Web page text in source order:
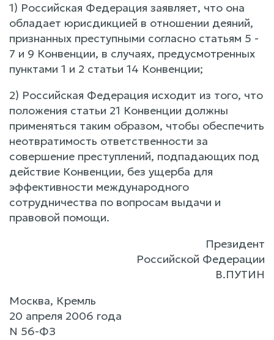
1) Российская Федерация заявляет, что она
обладает юрисдикцией в отношении деяний,
признанных преступными согласно статьям 5 -
7 и 9 Конвенции, в случаях, предусмотренных
пунктами 1 и 2 статьи 14 Конвенции;
2) Российская Федерация исходит из того, что
положения статьи 21 Конвенции должны
применяться таким образом, чтобы обеспечить
неотвратимость ответственности за
совершение преступлений, подпадающих под
действие Конвенции, без ущерба для
эффективности международного
сотрудничества по вопросам выдачи и
правовой помощи.
Президент
Российской Федерации
В.ПУТИН
Москва, Кремль
20 апреля 2006 года
N 56-ФЗ